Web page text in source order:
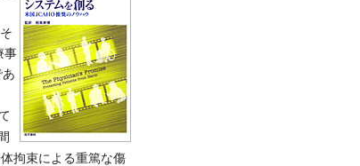
事
拘束による重篤な傷